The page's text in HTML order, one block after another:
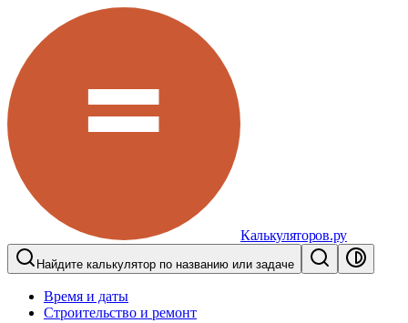
Калькуляторов.ру
Найдите калькулятор по названию или задаче
Время и даты
Строительство и ремонт